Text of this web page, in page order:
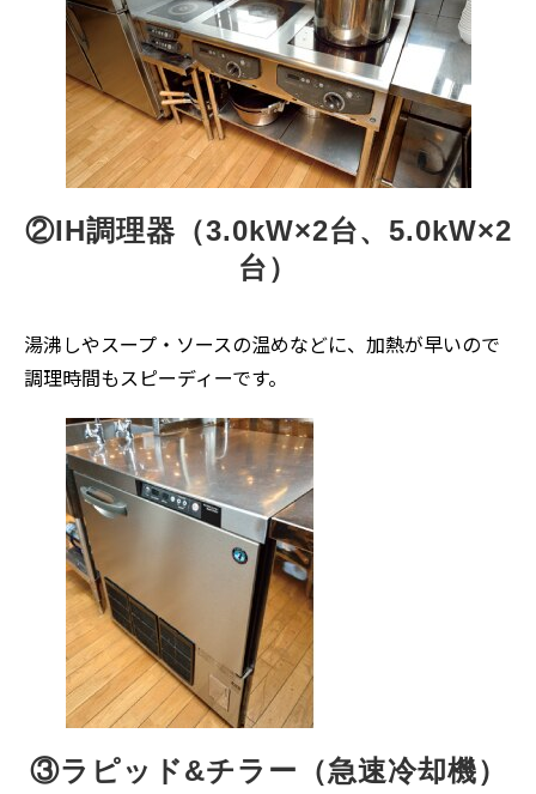
②IH調理器（3.0kW×2台、5.0kW×2
台）
湯沸しやスープ・ソースの温めなどに、加熱が早いので
調理時間もスピーディーです。
③ラピッド&チラー（急速冷却機）